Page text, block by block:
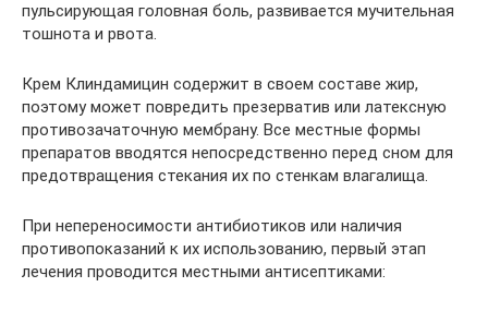
пульсирующая головная боль, развивается мучительная
тошнота и рвота.
Крем Клиндамицин содержит в своем составе жир,
поэтому может повредить презерватив или латексную
противозачаточную мембрану. Все местные формы
препаратов вводятся непосредственно перед сном для
предотвращения стекания их по стенкам влагалища.
При непереносимости антибиотиков или наличия
противопоказаний к их использованию, первый этап
лечения проводится местными антисептиками: